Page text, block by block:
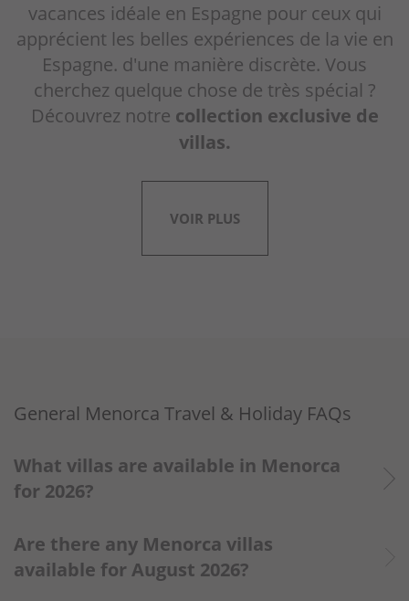
vacances idéale en Espagne pour ceux qui
apprécient les belles expériences de la vie en
Espagne. d'une manière discrète. Vous
cherchez quelque chose de très spécial ?
Découvrez notre collection exclusive de
villas.
VOIR PLUS
General Menorca Travel & Holiday FAQs
What villas are available in Menorca
for 2026?
2026 bookings are open now. Secure
your preferred villa early to get the best
Are there any Menorca villas
available for August 2026?